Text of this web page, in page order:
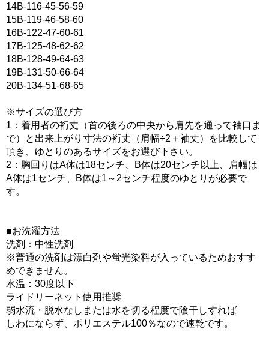
14B-116-45-56-59
15B-119-46-58-60
16B-122-47-60-61
17B-125-48-62-62
18B-128-49-64-63
19B-131-50-66-64
20B-134-51-68-65
※サイズの選び方
1：着用者の裄丈（首の後ろの中央から肩先を通って袖口ま
で）と出来上がり寸法の裄丈（肩幅÷2＋袖丈）を比較して
頂き、ゆとりのあるサイズをお選び下さい。
2：胸回りはA体は18センチ、B体は20センチ以上、肩幅は
A体は1センチ、B体は1～2センチ程度のゆとりが必要で
す。
■お洗濯方法
洗剤：中性洗剤
※普通の洗剤は漂白剤や蛍光染料が入っているためおすす
めできません。
水温：30度以下
ライドリーネット使用推奨
弱水流・脱水なしまたは水を切る程度で陰干しすれば
しわにならず、ポリエステル100％なので速乾です。